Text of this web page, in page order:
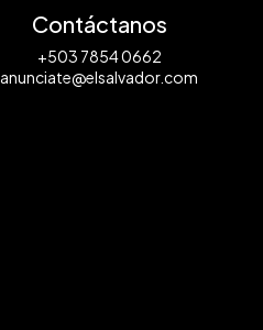
Contáctanos
+503 7854 0662
anunciate@elsalvador.com